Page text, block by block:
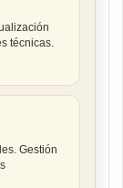
técnicas.
Gestión